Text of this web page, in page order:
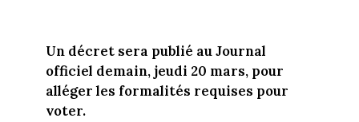
Un décret sera publié au Journal
officiel demain, jeudi 20 mars, pour
alléger les formalités requises pour
voter.